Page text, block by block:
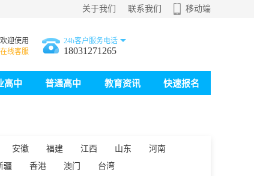
关于我们 联系我们 移动端
欢迎使用
在线客服
24h客户服务电话
18031271265
高中 普通高中 教育资讯 快速报名
安徽 福建 江西 山东
河南
疆 香港 澳门 台湾